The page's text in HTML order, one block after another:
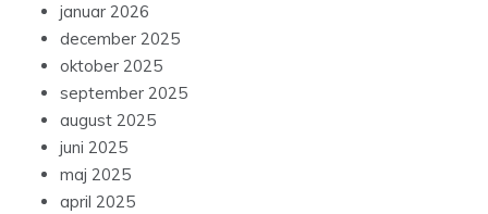
januar 2026
december 2025
oktober 2025
september 2025
august 2025
juni 2025
maj 2025
april 2025